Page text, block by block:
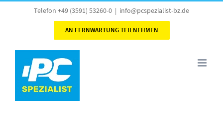
Telefon +49 (3591) 53260-0 | info@pcspezialist-bz.de
AN FERNWARTUNG TEILNEHMEN